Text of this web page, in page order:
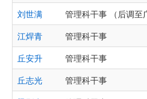
刘世满
管理科干事 （后调至
江焊青
管理科干事
丘安升
管理科干事
丘志光
管理科干事